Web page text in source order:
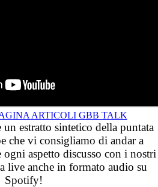
ARTICOLI GBB TALK
estratto sintetico della puntata
che vi consigliamo di andar a
aspetto discusso con i nostri
live anche in formato audio su
Spotify!